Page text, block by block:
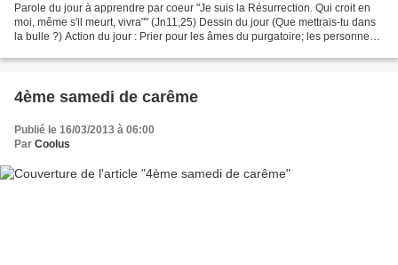
Parole du jour à apprendre par coeur "Je suis la Résurrection. Qui croit en
moi, même s'il meurt, vivra"" (Jn11,25) Dessin du jour (Que mettrais-tu dans
la bulle ?) Action du jour : Prier pour les âmes du purgatoire; les personnes
4ème samedi de carême
Publié le 16/03/2013 à 06:00
Par Coolus